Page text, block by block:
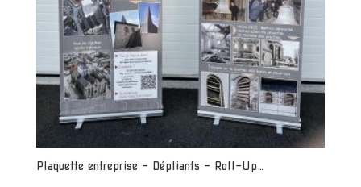
Plaquette entreprise – Dépliants – Roll-Up…